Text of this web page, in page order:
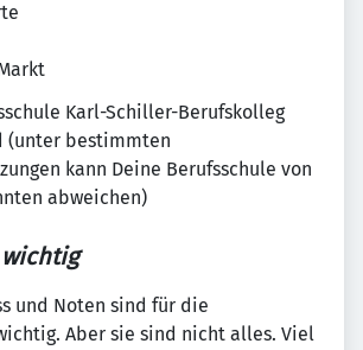
Karl-Schiller-Berufskolleg
(unter bestimmten
kann Deine Berufsschule von
abweichen)
und Noten sind für die
Aber sie sind nicht alles. Viel